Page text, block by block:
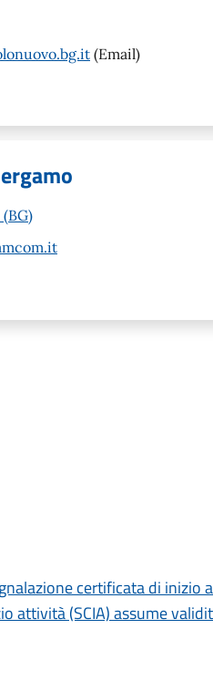
(Email)
certificata di inizio
attività (SCIA) assume